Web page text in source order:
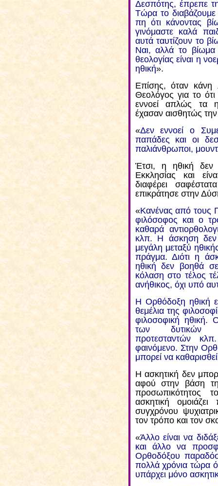
Δεσπότης, έπρεπε
Τώρα το διαβάζουμε
πη ότι κάνοντας
γινόμαστε καλά
αυτά ταυτίζουν το
Ναι, αλλά το βίωμα
θεολογίας είναι η
ηθική».
Επίσης, όταν
Θεολόγος για το
εννοεί απλώς τα
έχασαν αισθητώς
«Δεν εννοεί ο
παπάδες και οι
παλιάνθρωποι,
Έτσι, η ηθική δεν
Εκκλησίας και
διαφέρει
επικράτησε στην
«Κανένας από τους
φιλόσοφος και ο
καθαρά
κλπ. Η άσκηση δεν
μεγάλη μεταξύ
πράγμα. Διότι η
ηθική δεν βοηθά
κόλαση στο τέλος
ανήθικος, όχι υπό
Η Ορθόδοξη ηθική
θεμέλια της
φιλοσοφική ηθική.
των δυτικών
προτεσταντών
φαινόμενο. Στην
μπορεί να
Η ασκητική δεν
αφού στην βάση
προσωπικότητος
ασκητική
συγχρόνου
τον τρόπο και τον
«Άλλο είναι να
και άλλο να
Ορθοδόξου
πολλά χρόνια τώρα
υπάρχει μόνο